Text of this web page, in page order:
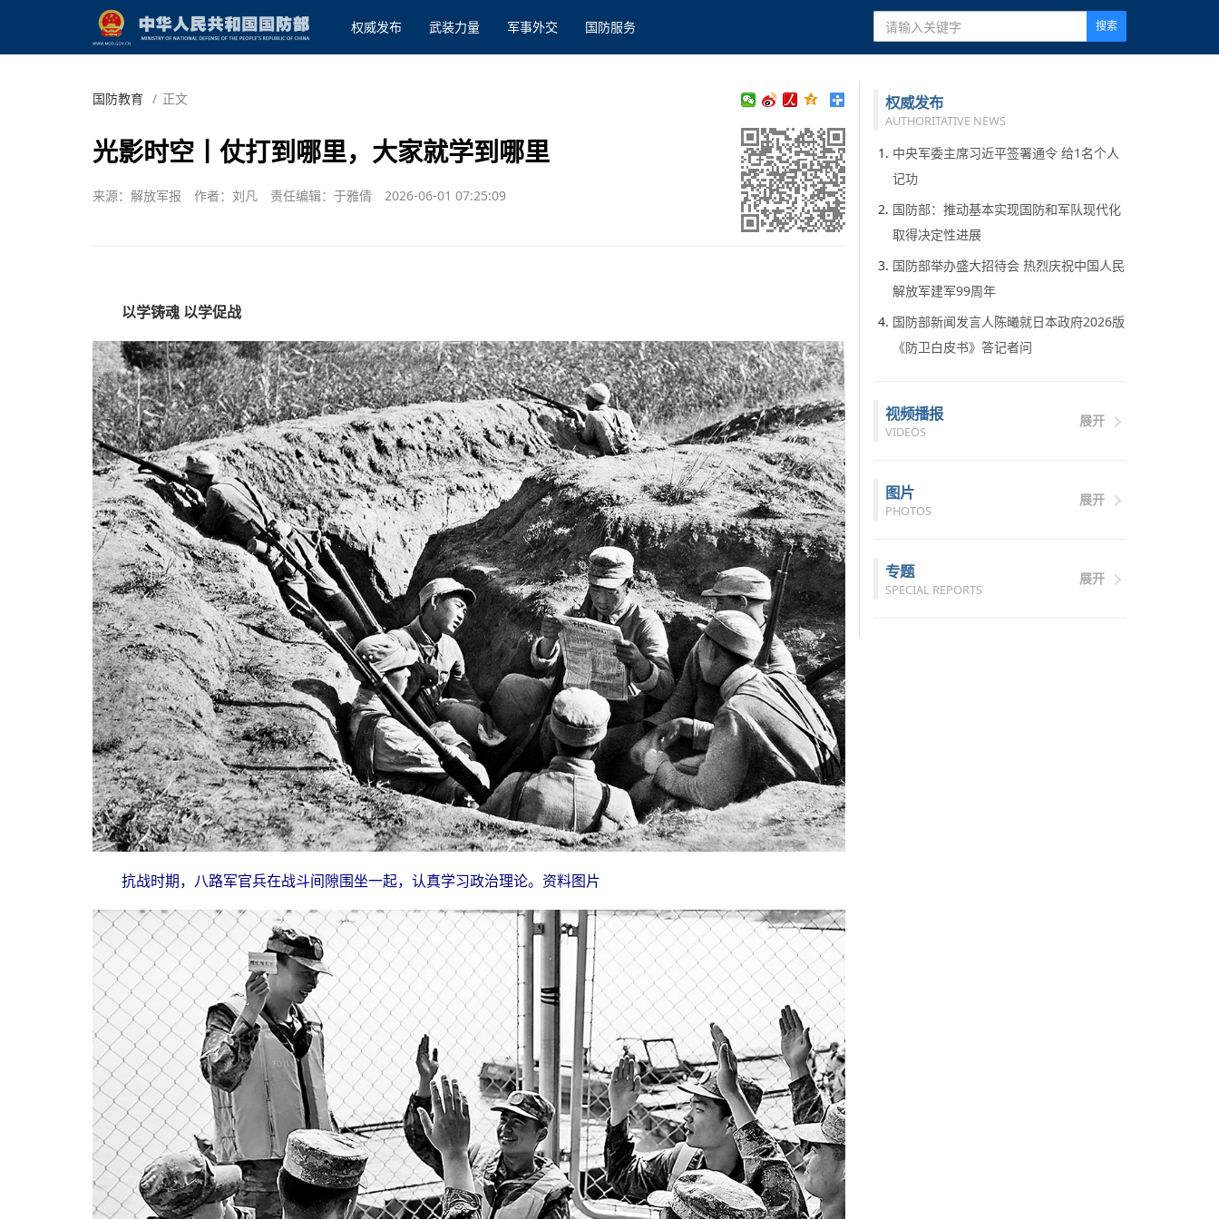
权威发布 武装力量 军事外交 国防服务 搜索
权威发布
AUTHORITATIVE NEWS
中央军委主席习近平签署通令 给1名个人
记功
国防部：推动基本实现国防和军队现代化
取得决定性进展
国防部举办盛大招待会 热烈庆祝中国人民
解放军建军99周年
国防部新闻发言人陈曦就日本政府2026版
《防卫白皮书》答记者问
展开
视频播报
VIDEOS
展开
图片
PHOTOS
展开
专题
SPECIAL REPORTS
国防教育 / 正文
光影时空丨仗打到哪里，大家就学到哪里
来源：解放军报 作者：刘凡 责任编辑：于雅倩 2026-06-01 07:25:09
以学铸魂 以学促战
抗战时期，八路军官兵在战斗间隙围坐一起，认真学习政治理论。资料图片